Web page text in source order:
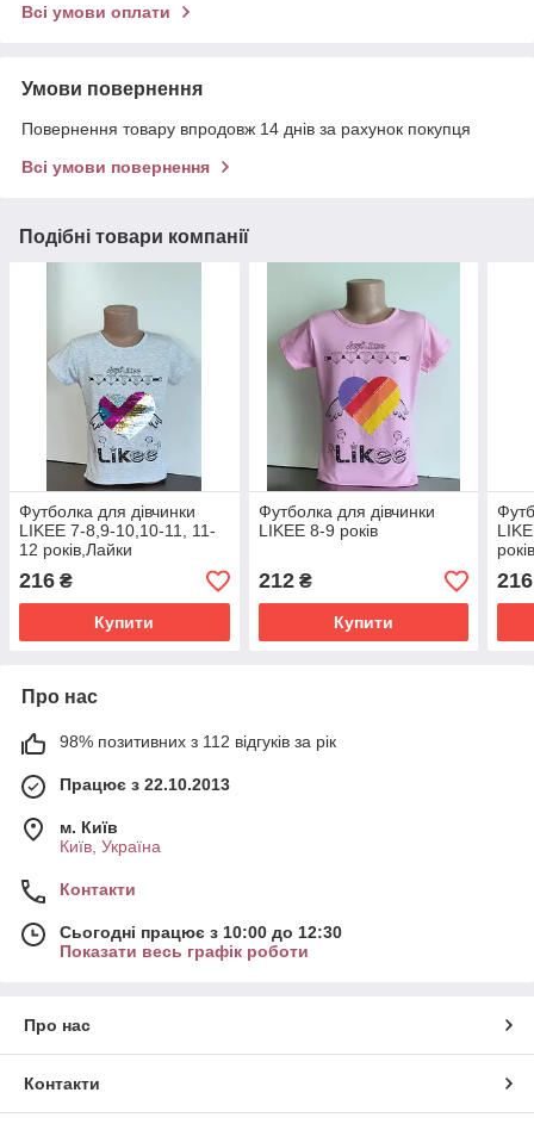
Всі умови оплати
Умови повернення
Повернення товару впродовж 14 днів за рахунок покупця
Всі умови повернення
Подібні товари компанії
Футболка для дівчинки
LIKEE 7-8,9-10,10-11, 11-
12 років,Лайки
216 ₴
Купити
Футболка для дівчинки
LIKEE 8-9 років
212₴
Купити
216
Про нас
98% позитивних з 112 відгуків за рік
Працює з 22.10.2013
м. Київ
Київ, Україна
Контакти
Сьогодні працює з 10:00 до 12:30
Показати весь графік роботи
Про нас
Контакти